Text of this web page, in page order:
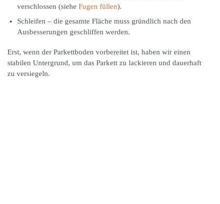
verschlossen (siehe Fugen füllen).
Schleifen – die gesamte Fläche muss gründlich nach den
Ausbesserungen geschliffen werden.
Erst, wenn der Parkettboden vorbereitet ist, haben wir einen
stabilen Untergrund, um das Parkett zu lackieren und dauerhaft
zu versiegeln.